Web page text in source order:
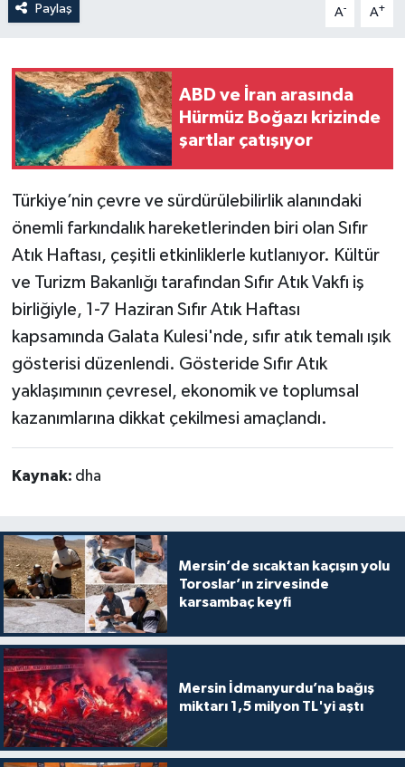
Paylaş A- A+
ABD ve İran arasında
Hürmüz Boğazı krizinde
şartlar çatışıyor
Türkiye’nin çevre ve sürdürülebilirlik alanındaki
önemli farkındalık hareketlerinden biri olan Sıfır
Atık Haftası, çeşitli etkinliklerle kutlanıyor. Kültür
ve Turizm Bakanlığı tarafından Sıfır Atık Vakfı iş
birliğiyle, 1-7 Haziran Sıfır Atık Haftası
kapsamında Galata Kulesi'nde, sıfır atık temalı ışık
gösterisi düzenlendi. Gösteride Sıfır Atık
yaklaşımının çevresel, ekonomik ve toplumsal
kazanımlarına dikkat çekilmesi amaçlandı.
Kaynak: dha
Mersin’de sıcaktan kaçışın yolu
Toroslar’ın zirvesinde
karsambaç keyfi
Mersin İdmanyurdu’na bağış
miktarı 1,5 milyon TL'yi aştı